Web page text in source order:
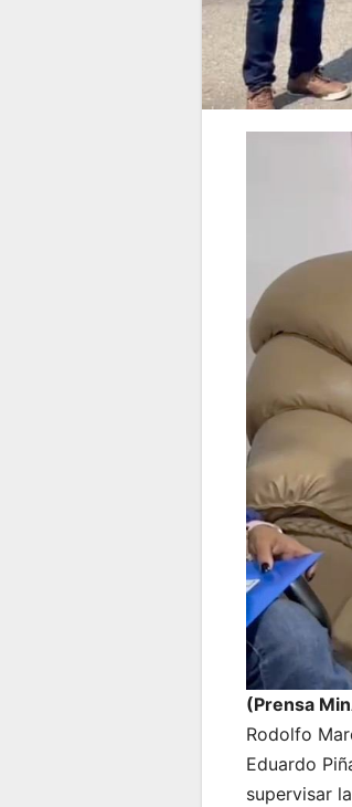
(Prensa
Rodolfo
Eduardo
supervisar